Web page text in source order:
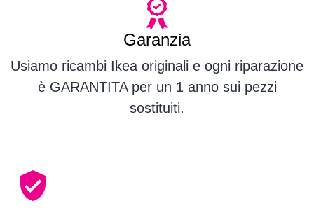
Garanzia
Usiamo ricambi Ikea originali e ogni riparazione
è GARANTITA per un 1 anno sui pezzi
sostituiti.